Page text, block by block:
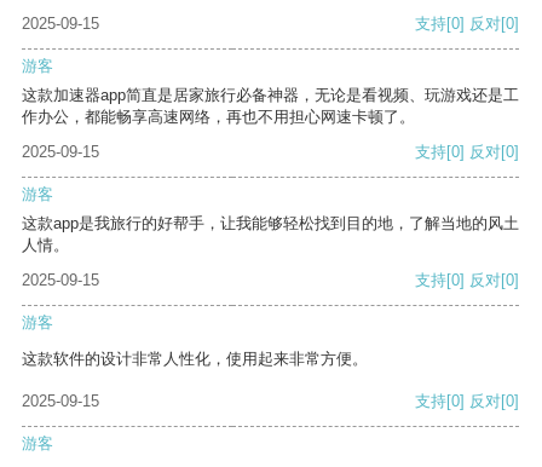
2025-09-15 支持[0] 反对[0]
游客
这款加速器app简直是居家旅行必备神器，无论是看视频、玩游戏还是工
作办公，都能畅享高速网络，再也不用担心网速卡顿了。
2025-09-15
支持[0] 反对[0]
游客
这款app是我旅行的好帮手，让我能够轻松找到目的地，了解当地的风土
人情。
2025-09-15
支持[0] 反对[0]
游客
这款软件的设计非常人性化，使用起来非常方便。
2025-09-15 支持[0] 反对[0]
游客